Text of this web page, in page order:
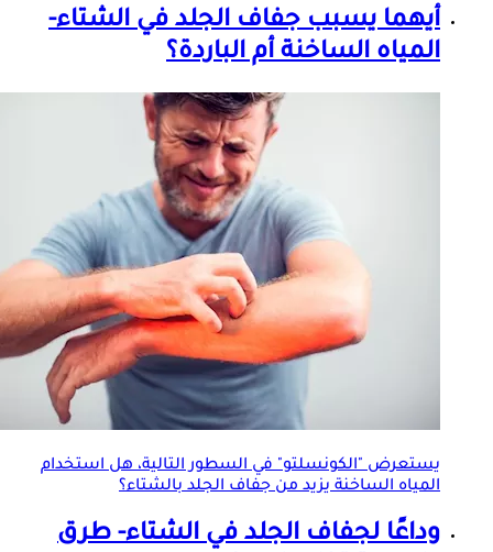
أيهما يسبب جفافالجلدفي الشتاء-
المياه الساخنة أم الباردة؟
يستعرض "الكونسلتو" في السطور التالية، هل استخدام
المياه الساخنة يزيد من جفافالجلدبالشتاء؟
وداعًا لجفافالجلدفي الشتاء- طرق